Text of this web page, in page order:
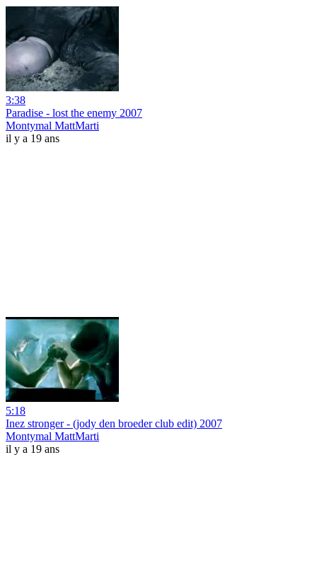
3:38
Paradise - lost the enemy 2007
Montymal MattMarti
il y a 19 ans
5:18
Inez stronger - (jody den broeder club edit) 2007
Montymal MattMarti
il y a 19 ans